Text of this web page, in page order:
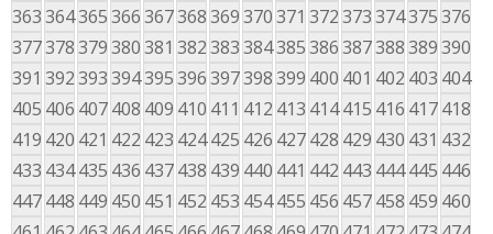
363364365366367368369370371 372373374375376
377378379380381 382383384385386387388389390
391 392393394395396397398399 400 401 402 403 404
405 406 407408 409 410 411 412 413 414415 416 417418
419 420 421 422 423 424425 426 427428 429 430 431 432
433 434435 436 437438 439 440 441 442 443 444445 446
447448 449 450 451 452 453 454455 456 457458 459 460